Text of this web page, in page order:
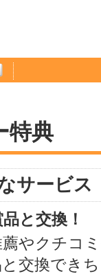
特典
サービス
と交換！
やクチコ
交換でき